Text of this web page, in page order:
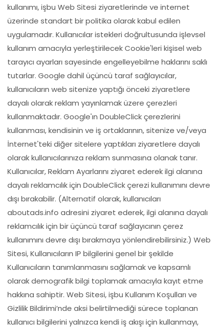
kullanımı, işbu Web Sitesi ziyaretlerinde ve internet
üzerinde standart bir politika olarak kabul edilen
uygulamadır. Kullanıcılar istekleri doğrultusunda işlevsel
kullanım amacıyla yerleştirilecek Cookie'leri kişisel web
tarayıcı ayarları sayesinde engelleyebilme haklarını saklı
tutarlar. Google dahil üçüncü taraf sağlayıcılar,
kullanıcıların web sitenize yaptığı önceki ziyaretlere
dayalı olarak reklam yayınlamak üzere çerezleri
kullanmaktadır. Google'ın DoubleClick çerezlerini
kullanması, kendisinin ve iş ortaklarının, sitenize ve/veya
İnternet'teki diğer sitelere yaptıkları ziyaretlere dayalı
olarak kullanıcılarınıza reklam sunmasına olanak tanır.
Kullanıcılar, Reklam Ayarlarını ziyaret ederek ilgi alanına
dayalı reklamcılık için DoubleClick çerezi kullanımını devre
dışı bırakabilir. (Alternatif olarak, kullanıcıları
aboutads.info adresini ziyaret ederek, ilgi alanına dayalı
reklamcılık için bir üçüncü taraf sağlayıcının çerez
kullanımını devre dışı bırakmaya yönlendirebilirsiniz.) Web
Sitesi, Kullanıcıların IP bilgilerini genel bir şekilde
Kullanıcıların tanımlanmasını sağlamak ve kapsamlı
olarak demografik bilgi toplamak amacıyla kayıt etme
hakkına sahiptir. Web Sitesi, işbu Kullanım Koşulları ve
Gizlilik Bildirimi’nde aksi belirtilmediği sürece toplanan
kullanıcı bilgilerini yalnızca kendi iş akışı için kullanmayı,